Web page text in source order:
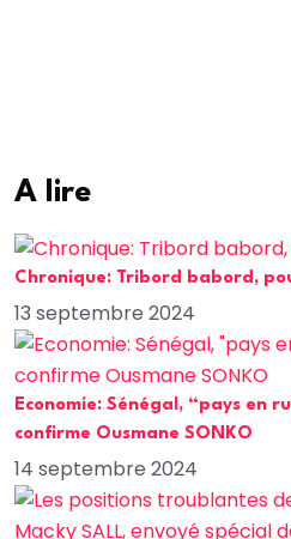
A lire
Chronique: Tribord babord,
13 septembre 2024
Economie: Sénégal, “pays en
confirme Ousmane SONKO
14 septembre 2024